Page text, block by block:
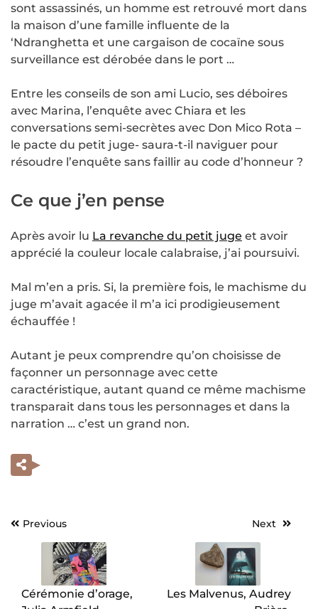
sont assassinés, un homme est retrouvé mort dans
la maison d’une famille influente de la
‘Ndranghetta et une cargaison de cocaïne sous
surveillance est dérobée dans le port …
Entre les conseils de son ami Lucio, ses déboires
avec Marina, l’enquête avec Chiara et les
conversations semi-secrètes avec Don Mico Rota –
le pacte du petit juge- saura-t-il naviguer pour
résoudre l’enquête sans faillir au code d’honneur ?
Ce que j’en pense
Après avoir lu La revanche du petit juge et avoir
apprécié la couleur locale calabraise, j’ai poursuivi.
Mal m’en a pris. Si, la première fois, le machisme du
juge m’avait agacée il m’a ici prodigieusement
échauffée !
Autant je peux comprendre qu’on choisisse de
façonner un personnage avec cette
caractéristique, autant quand ce même machisme
transparait dans tous les personnages et dans la
narration … c’est un grand non.
Navigation
l’article
Previous
Cérémonie d’orage,
Next
Les Malvenus, Audrey